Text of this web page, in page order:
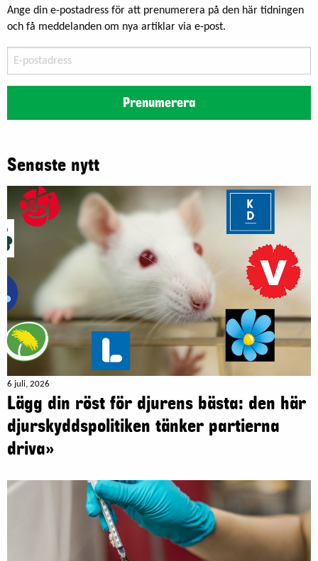
Ange din e-postadress för att prenumerera på den här tidningen
och få meddelanden om nya artiklar via e-post.
postadress
Prenumerera
Senaste nytt
6 juli, 2026
Lägg din röst för djurens bästa: den här
djurskyddspolitiken tänker partierna
driva»